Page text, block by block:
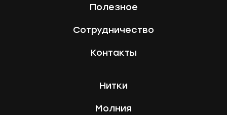
Полезное
Сотрудничество
Контакты
Нитки
Молния